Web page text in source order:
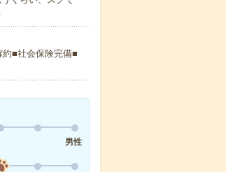
■社会保険完備■
男性